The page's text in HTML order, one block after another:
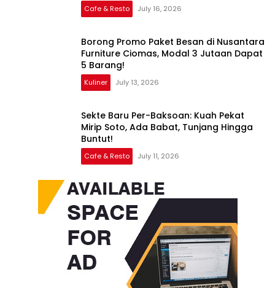
Cafe & Resto July 16, 2026
Borong Promo Paket Besan di Nusantara
Furniture Ciomas, Modal 3 Jutaan Dapat
5 Barang!
Kuliner July 13, 2026
Sekte Baru Per-Baksoan: Kuah Pekat
Mirip Soto, Ada Babat, Tunjang Hingga
Buntut!
Cafe & Resto July 11, 2026